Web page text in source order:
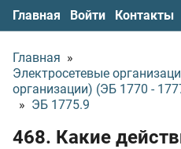
Главная Войти Контакты
Главная »
Электросетевые
организации) (ЭБ 1770 -
» ЭБ 1775.9
468. Какие